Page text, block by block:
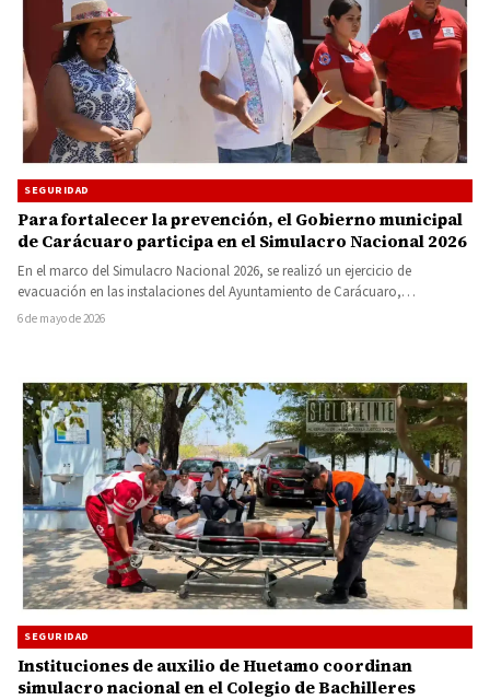
SEGURIDAD
Para fortalecer la prevención, el Gobierno municipal
de Carácuaro participa en el Simulacro Nacional 2026
En el marco del Simulacro Nacional 2026, se realizó un ejercicio de
evacuación en las instalaciones del Ayuntamiento de Carácuaro,…
6 de mayo de 2026
SEGURIDAD
Instituciones de auxilio de Huetamo coordinan
simulacro nacional en el Colegio de Bachilleres